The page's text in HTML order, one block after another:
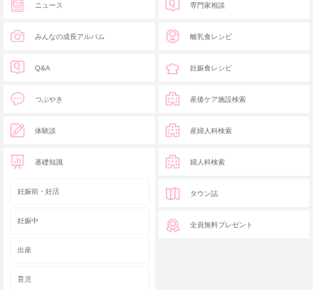
ニュース
みんなの成長アルバム
Q&A
つぶやき
体験談
基礎知識
妊娠前・妊活
妊娠中
出産
育児
専門家相談
離乳食レシピ
妊娠食レシピ
産後ケア施設検索
産婦人科検索
婦人科検索
タウン誌
全員無料プレゼント